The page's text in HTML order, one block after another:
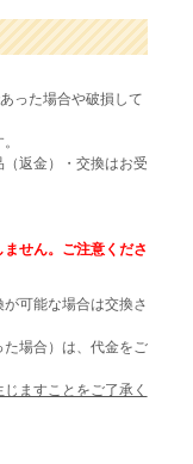
った場合や破損して
返金）・交換はお受
せん。ご注意くださ
可能な場合は交換さ
場合）は、代金をご
ますことをご了承く